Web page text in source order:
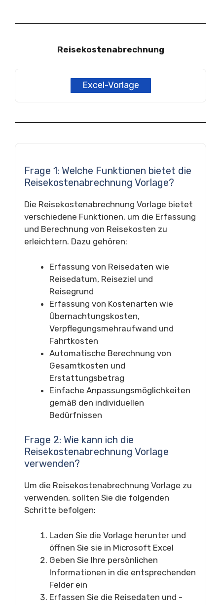
Reisekostenabrechnung
Excel-Vorlage
Frage 1: Welche Funktionen bietet die
Reisekostenabrechnung Vorlage?
Die Reisekostenabrechnung Vorlage bietet
verschiedene Funktionen, um die Erfassung
und Berechnung von Reisekosten zu
erleichtern. Dazu gehören:
Erfassung von Reisedaten wie
Reisedatum, Reiseziel und
Reisegrund
Erfassung von Kostenarten wie
Übernachtungskosten,
Verpflegungsmehraufwand und
Fahrtkosten
Automatische Berechnung von
Gesamtkosten und
Erstattungsbetrag
Einfache Anpassungsmöglichkeiten
gemäß den individuellen
Bedürfnissen
Frage 2: Wie kann ich die
Reisekostenabrechnung Vorlage
verwenden?
Um die Reisekostenabrechnung Vorlage zu
verwenden, sollten Sie die folgenden
Schritte befolgen:
Laden Sie die Vorlage herunter und
öffnen Sie sie in Microsoft Excel
Geben Sie Ihre persönlichen
Informationen in die entsprechenden
Felder ein
Erfassen Sie die Reisedaten und -